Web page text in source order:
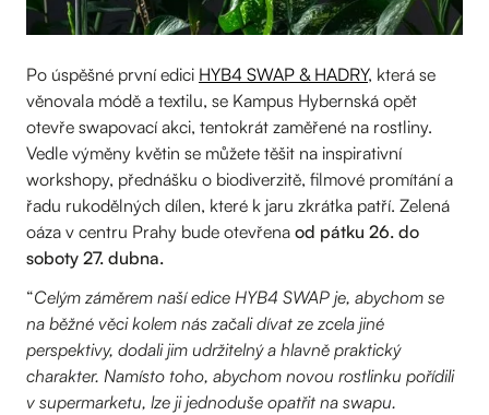
Po úspěšné první edici HYB4 SWAP & HADRY, která se
věnovala módě a textilu, se Kampus Hybernská opět
otevře swapovací akci, tentokrát zaměřené na rostliny.
Vedle výměny květin se můžete těšit na inspirativní
workshopy, přednášku o biodiverzitě, filmové promítání a
řadu rukodělných dílen, které k jaru zkrátka patří. Zelená
oáza v centru Prahy bude otevřena od pátku 26. do
soboty 27. dubna.
“Celým záměrem naší edice HYB4 SWAP je, abychom se
na běžné věci kolem nás začali dívat ze zcela jiné
perspektivy, dodali jim udržitelný a hlavně praktický
charakter. Namísto toho, abychom novou rostlinku pořídili
v supermarketu, lze ji jednoduše opatřit na swapu.